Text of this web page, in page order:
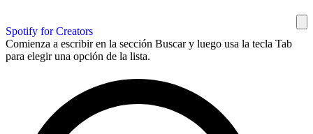
Spotify for Creators
Comienza a escribir en la sección Buscar y luego usa la tecla Tab
para elegir una opción de la lista.